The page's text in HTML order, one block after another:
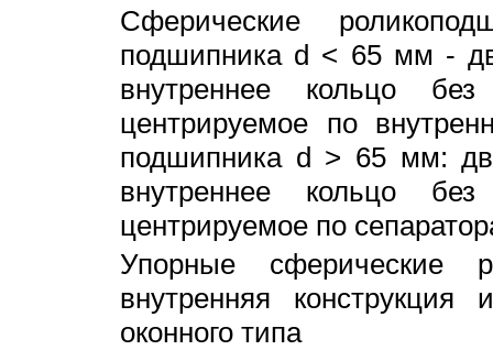
Сферические
подшипника d < 65 мм -
внутреннее кольцо
центрируемое по
подшипника d > 65 мм:
внутреннее кольцо
центрируемое по
Упорные сферические
внутренняя
оконного типа